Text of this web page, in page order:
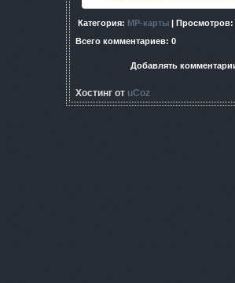
Категория: МР-карты | Просмотров:
Всего комментариев: 0
Добавлять
Хостинг от uCoz